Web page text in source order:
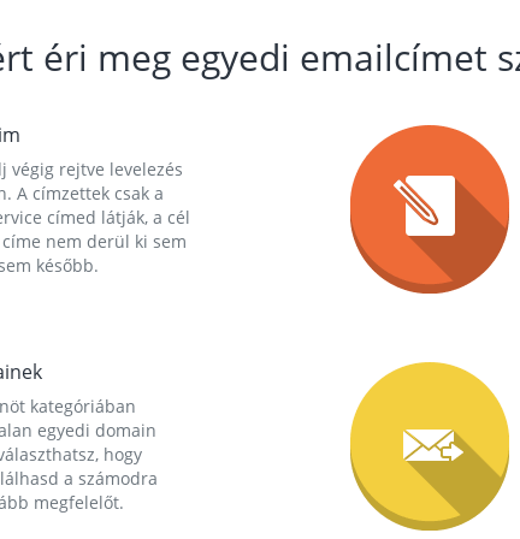
éri meg egyedi emailcímet
végig rejtve levelezés
A címzettek csak a
címed látják, a cél
nem derül ki sem
később.
kategóriában
egyedi domain
hogy
a számodra
megfelelőt.